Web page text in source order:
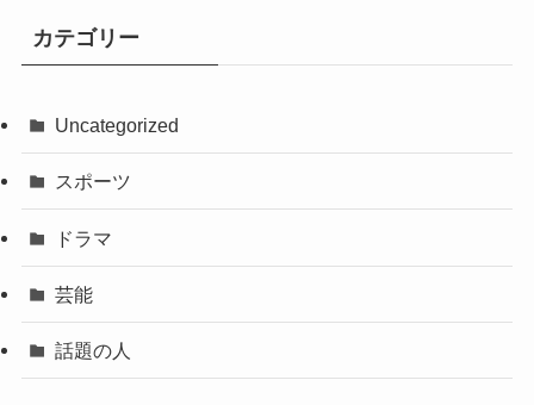
カテゴリー
Uncategorized
スポーツ
ドラマ
芸能
話題の人